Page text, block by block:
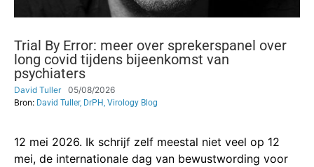
Trial By Error: meer over sprekerspanel over
long covid tijdens bijeenkomst van
psychiaters
David Tuller
05/08/2026
Bron: David Tuller, DrPH, Virology Blog
12 mei 2026. Ik schrijf zelf meestal niet veel op 12
mei, de internationale dag van bewustwording voor